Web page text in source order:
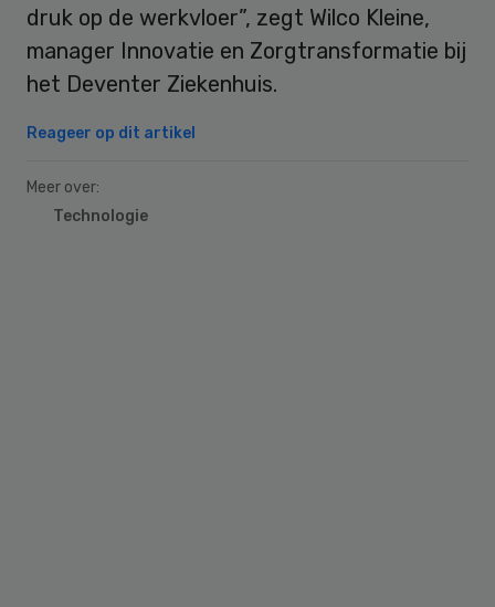
druk op de werkvloer”, zegt Wilco Kleine,
manager Innovatie en Zorgtransformatie bij
het Deventer Ziekenhuis.
Reageer op dit artikel
Meer over:
Technologie